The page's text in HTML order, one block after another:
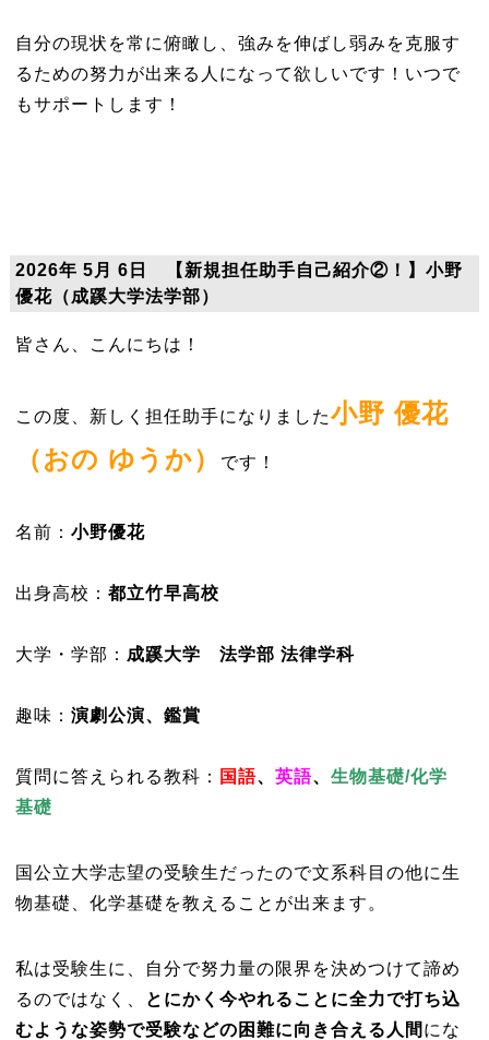
自分の現状を常に俯瞰し、強みを伸ばし弱みを克服す
るための努力が出来る人になって欲しいです！いつで
もサポートします！
2026年 5月 6日 【新規担任助手自己紹介②！】小野
優花（成蹊大学法学部）
皆さん、こんにちは！
この度、新しく担任助手になりました小野 優花
（おの ゆうか）
です！
名前： 小野優花
出身高校： 都立竹早高校
大学・学部： 成蹊大学 法学部 法律学科
趣味： 演劇公演、鑑賞
質問に答えられる教科： 国語、 英語、 生物基礎/化学
基礎
国公立大学志望の受験生だったので文系科目の他に生
物基礎、化学基礎を教えることが出来ます。
私は受験生に、自分で努力量の限界を決めつけて諦め
るのではなく、
とにかく今やれることに全力で打ち込
むような姿勢で受験などの困難に向き合える人間 にな